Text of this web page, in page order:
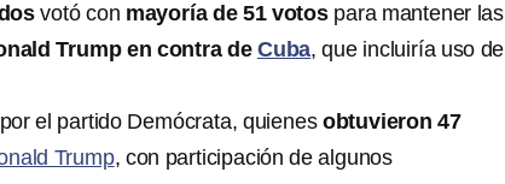
votó con mayoría de 51 votospara mantener las
Trump en contra de Cuba, que incluiría uso de
el partido Demócrata, quienesobtuvieron 47
Trump, con participación de algunos